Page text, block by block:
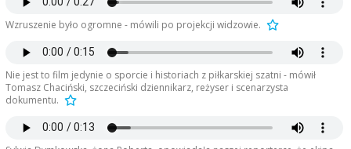
Wzruszenie było ogromne - mówili po projekcji widzowie.
Nie jest to film jedynie o sporcie i historiach z piłkarskiej szatni - mówił
Tomasz Chaciński, szczeciński dziennikarz, reżyser i scenarzysta
dokumentu.